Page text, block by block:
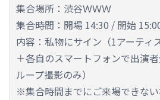
集合場所：渋谷ＷＷＷ
集合時間：開場 14:30 / 開始
内容：私物にサイン（1アーティ
＋各自のスマートフォンで出演
ループ撮影のみ）
※集合時間までにご来場できな